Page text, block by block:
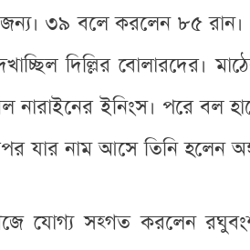
জন্য। ৩৯ বলে করলেন ৮৫
দিল্লির বোলারদের।
নারাইনের ইনিংস। পরে বল
যার নাম আসে তিনি হলেন
যোগ্য সহ্গত করলেন